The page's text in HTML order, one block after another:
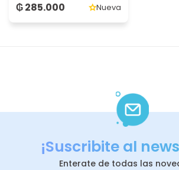
₲ 285.000 Nueva
¡Suscribite al
Enterate de todas las